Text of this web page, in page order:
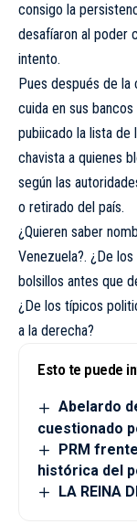
consigo la
desafíaron al poder
intento.
Pues después de la
cuida en sus
pubiicado la lista de
chavista a quienes
según las
o retirado del país.
¿Quieren saber
Venezuela?. ¿De
bolsillos antes que
¿De los típicos
a la derecha?
Esto te puede
Abelardo
cuestionado
PRM
histórica del
LA REINA